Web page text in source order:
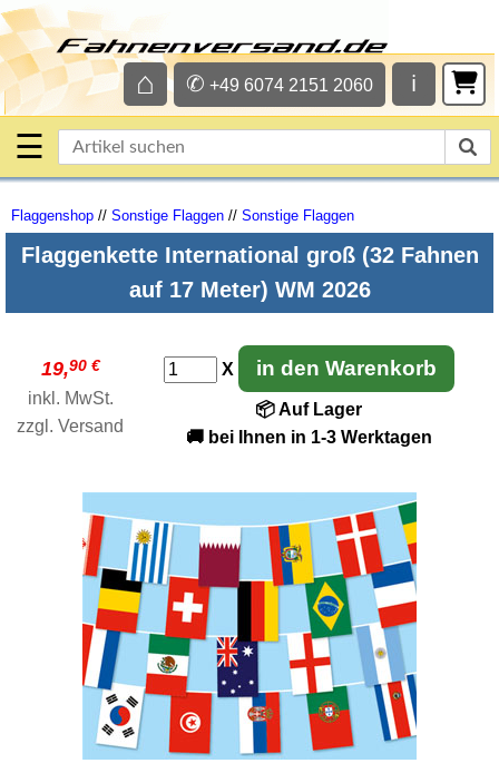
ℹ
✆ +49 6074 2151 2060
⌂
☰
Flaggenshop // Sonstige Flaggen // Sonstige Flaggen
Flaggenkette International groß (32 Fahnen
auf 17 Meter) WM 2026
19,90 €
inkl. MwSt.
zzgl. Versand
X in den Warenkorb
📦 Auf Lager
🚚 bei Ihnen in 1-3 Werktagen